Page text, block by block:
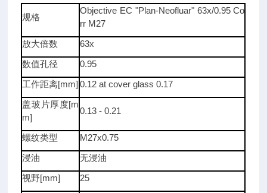
规格
Objective EC "Plan-Neofluar" 63x/0.95 Co
rr M27
放大倍数
63x
数值孔径
0.95
工作距离[mm] 0.12 at cover glass 0.17
盖玻片厚度[m
m]
0.13 - 0.21
螺纹类型
M27x0.75
浸油
无浸油
视野[mm]
25